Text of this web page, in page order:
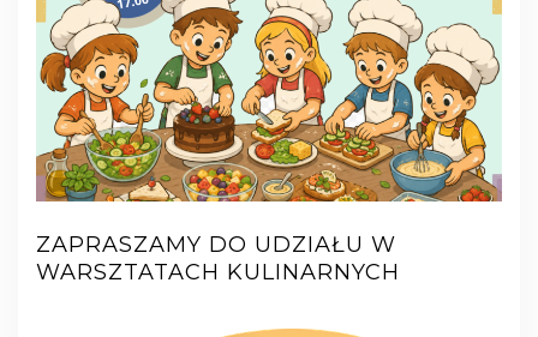
ZAPRASZAMY DO UDZIAŁU W
WARSZTATACH KULINARNYCH